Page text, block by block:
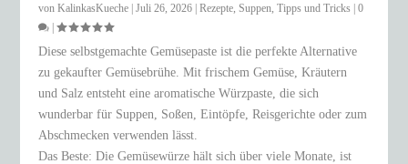
vonKalinkasKueche |Juli 26, 2026 |Rezepte,Suppen,Tipps und Tricks |0
|
Diese selbstgemachte Gemüsepaste ist die perfekte Alternative
zu gekaufter Gemüsebrühe. Mit frischem Gemüse, Kräutern
und Salz entsteht eine aromatische Würzpaste, die sich
wunderbar für Suppen, Soßen, Eintöpfe, Reisgerichte oder zum
Abschmecken verwenden lässt.
Das Beste: Die Gemüsewürze hält sich über viele Monate, ist